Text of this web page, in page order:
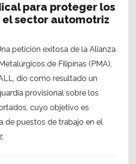
para proteger los
el sector automotriz
petición exitosa de la Alianza
de Filipinas (PMA),
dio como resultado un
provisional sobre los
cuyo objetivo es
de puestos de trabajo en el